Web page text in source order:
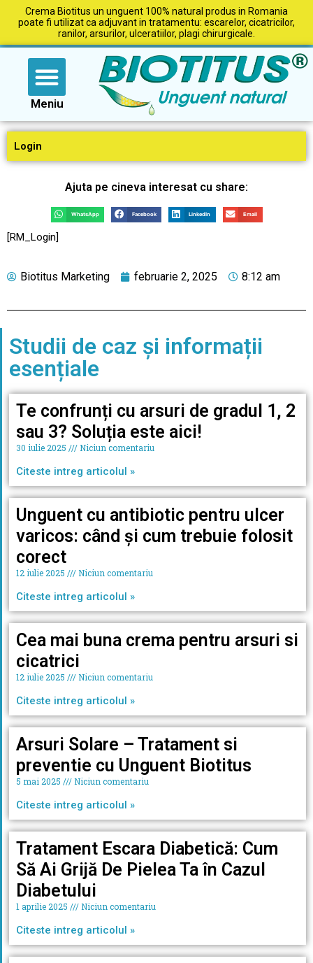
Crema Biotitus un unguent 100% natural produs in Romania
poate fi utilizat ca adjuvant in tratamentu: escarelor, cicatricilor,
ranilor, arsurilor, ulceratiilor, plagi chirurgicale.
Meniu
Login
Ajuta pe cineva interesat cu share:
WhatsApp Facebook LinkedIn Email
[RM_Login]
Biotitus Marketing februarie 2, 2025 8:12 am
Studii de caz și informații
esențiale
Te confrunți cu arsuri de gradul 1, 2
sau 3? Soluția este aici!
30 iulie 2025 Niciun comentariu
Citeste intreg articolul »
Unguent cu antibiotic pentru ulcer
varicos: când și cum trebuie folosit
corect
12 iulie 2025 Niciun comentariu
Citeste intreg articolul »
Cea mai buna crema pentru arsuri si
cicatrici
12 iulie 2025 Niciun comentariu
Citeste intreg articolul »
Arsuri Solare – Tratament si
preventie cu Unguent Biotitus
5 mai 2025 Niciun comentariu
Citeste intreg articolul »
Tratament Escara Diabetică: Cum
Să Ai Grijă De Pielea Ta în Cazul
Diabetului
1 aprilie 2025 Niciun comentariu
Citeste intreg articolul »